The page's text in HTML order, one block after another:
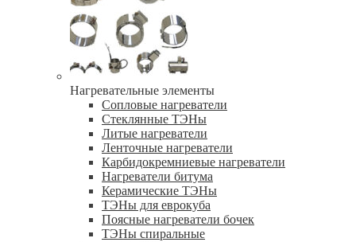
Нагревательные элементы
Сопловые нагреватели
Стеклянные ТЭНы
Литые нагреватели
Ленточные нагреватели
Карбидокремниевые нагреватели
Нагреватели битума
Керамические ТЭНы
ТЭНы для еврокуба
Поясные нагреватели бочек
ТЭНы спиральные